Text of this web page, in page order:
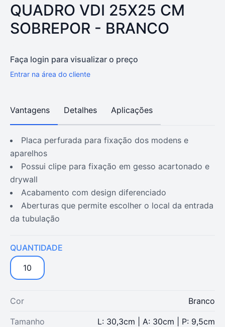
PRODUTO:
QUADRO VDI 25X25 CM
SOBREPOR - BRANCO
Faça login para visualizar o preço
Entrar na área do cliente
Vantagens Detalhes Aplicações
placa perfurada para fixação dos modens e
aparelhos
possui clipe para fixação em gesso acartonado e
drywall
acabamento com design diferenciado
aberturas que permite escolher o local da entrada
da tubulação
QUANTIDADE
10
Cor Branco
Tamanho L: 30,3cm | A: 30cm | P: 9,5cm